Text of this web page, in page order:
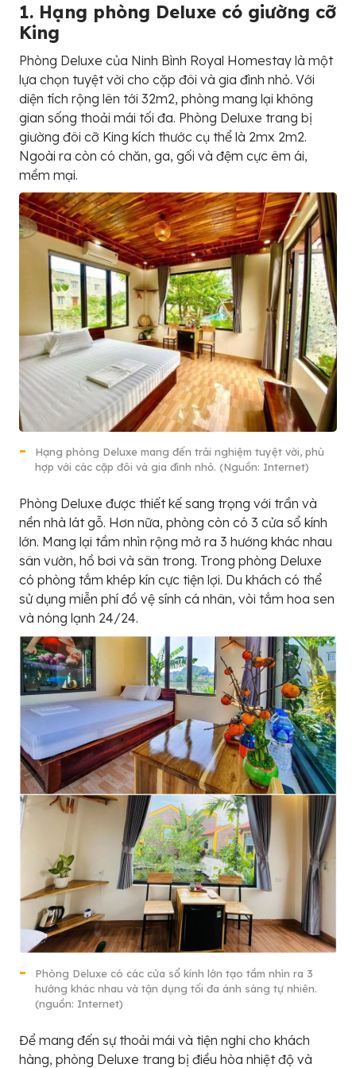
1. Hạng phòng Deluxe có giường cỡ
King
Phòng Deluxe của Ninh Bình Royal Homestay là một
lựa chọn tuyệt vời cho cặp đôi và gia đình nhỏ. Với
diện tích rộng lên tới 32m2, phòng mang lại không
gian sống thoải mái tối đa. Phòng Deluxe trang bị
giường đôi cỡ King kích thước cụ thể là 2mx 2m2.
Ngoài ra còn có chăn, ga, gối và đệm cực êm ái,
mềm mại.
Hạng phòng Deluxe mang đến trải nghiệm tuyệt vời, phù
hợp với các cặp đôi và gia đình nhỏ. (Nguồn: Internet)
Phòng Deluxe được thiết kế sang trọng với trần và
nền nhà lát gỗ. Hơn nữa, phòng còn có 3 cửa sổ kính
lớn. Mang lại tầm nhìn rộng mở ra 3 hướng khác nhau
sân vườn, hồ bơi và sân trong. Trong phòng Deluxe
có phòng tắm khép kín cực tiện lợi. Du khách có thể
sử dụng miễn phí đồ vệ sính cá nhân, vòi tắm hoa sen
và nóng lạnh 24/24.
Phòng Deluxe có các cửa sổ kính lớn tạo tầm nhìn ra 3
hướng khác nhau và tận dụng tối đa ánh sáng tự nhiên.
(nguồn: Internet)
Để mang đến sự thoải mái và tiện nghi cho khách
hàng, phòng Deluxe trang bị điều hòa nhiệt độ và